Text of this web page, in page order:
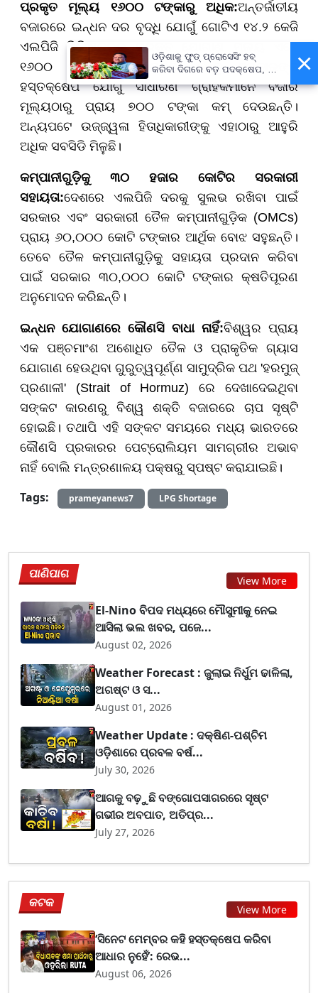
ପ୍ରକୃତ ମୂଲ୍ୟ ୧୬୦୦ ଟଙ୍କାରୁ ଅଧିକ:ଅନ୍ତର୍ଜାତୀୟ
ବଜାରରେ ଇନ୍ଧନ ଦର ବୃଦ୍ଧି ଯୋଗୁଁ ଗୋଟିଏ ୧୪.୨ କେଜି
ଏଲପିଜି ସିଲିଣ୍ଡରର ପ୍ରକୃତ ଯୋଗାଣ ମୂଲ୍ୟ ଏବେ
୧୬୦୦ ଟଙ୍କା ପାର୍ କରିଛି। କିନ୍ତୁ ସରକାରଙ୍କ
ହସ୍ତକ୍ଷେପ ଯୋଗୁଁ ସାଧାରଣ ଗ୍ରାହକମାନେ ବଜାର
ମୂଲ୍ୟଠାରୁ ପ୍ରାୟ ୭୦୦ ଟଙ୍କା କମ୍ ଦେଉଛନ୍ତି।
ଅନ୍ୟପଟେ ଉଜ୍ଜ୍ୱଳା ହିତାଧିକାରୀଙ୍କୁ ଏହାଠାରୁ ଆହୁରି
ଅଧିକ ସବସିଡି ମିଳୁଛି।
କମ୍ପାନୀଗୁଡ଼ିକୁ ୩୦ ହଜାର କୋଟିର ସରକାରୀ
ସହାୟତା:ଦେଶରେ ଏଲପିଜି ଦରକୁ ସୁଲଭ ରଖିବା ପାଇଁ
ସରକାର ଏବଂ ସରକାରୀ ତୈଳ କମ୍ପାନୀଗୁଡ଼ିକ (OMCs)
ପ୍ରାୟ ୬୦,୦୦୦ କୋଟି ଟଙ୍କାର ଆର୍ଥିକ ବୋଝ ସହୁଛନ୍ତି।
ତେବେ ତୈଳ କମ୍ପାନୀଗୁଡ଼ିକୁ ସହାୟତା ପ୍ରଦାନ କରିବା
ପାଇଁ ସରକାର ୩୦,୦୦୦ କୋଟି ଟଙ୍କାର କ୍ଷତିପୂରଣ
ଅନୁମୋଦନ କରିଛନ୍ତି।
ଇନ୍ଧନ ଯୋଗାଣରେ କୌଣସି ବାଧା ନାହିଁ:ବିଶ୍ୱର ପ୍ରାୟ
ଏକ ପଞ୍ଚମାଂଶ ଅଶୋଧିତ ତୈଳ ଓ ପ୍ରାକୃତିକ ଗ୍ୟାସ
ଯୋଗାଣ ହେଉଥିବା ଗୁରୁତ୍ୱପୂର୍ଣ୍ଣ ସାମୁଦ୍ରିକ ପଥ 'ହରମୁଜ୍
ପ୍ରଣାଳୀ' (Strait of Hormuz) ରେ ଦେଖାଦେଇଥିବା
ସଙ୍କଟ କାରଣରୁ ବିଶ୍ୱ ଶକ୍ତି ବଜାରରେ ଚାପ ସୃଷ୍ଟି
ହୋଇଛି। ତଥାପି ଏହି ସଙ୍କଟ ସମୟରେ ମଧ୍ୟ ଭାରତରେ
କୌଣସି ପ୍ରକାରର ପେଟ୍ରୋଲିୟମ ସାମଗ୍ରୀର ଅଭାବ
ନାହିଁ ବୋଲି ମନ୍ତ୍ରଣାଳୟ ପକ୍ଷରୁ ସ୍ପଷ୍ଟ କରାଯାଇଛି।
Tags: prameyanews7 LPG Shortage
ପାଣିପାଗ View More
El-Nino ବିପଦ ମଧ୍ୟରେ ମୌସୁମୀକୁ ନେଇ
ଆସିଲା ଭଲ ଖବର, ପଜେ...
August 02, 2026
Weather Forecast : ଜୁଲାଇ ନିର୍ଧୁମ ଢାଳିଲା,
ଅଗଷ୍ଟ ଓ ସ...
August 01, 2026
Weather Update : ଦକ୍ଷିଣ-ପଶ୍ଚିମ
ଓଡ଼ିଶାରେ ପ୍ରବଳ ବର୍ଷ...
July 30, 2026
ଆଗକୁ ବଢ଼ୁଛି ବଙ୍ଗୋପସାଗରରେ ସୃଷ୍ଟ
ଗଭୀର ଅବପାତ, ଅତିପ୍ର...
July 27, 2026
କଟକ View More
‘ସିନେଟ ମେମ୍ବର କହି ହସ୍ତକ୍ଷେପ କରିବା
ଆଧାର ନୁହେଁ’: ରେଭ...
August 06, 2026
×
ଓଡ଼ିଶାକୁ ଫୁଡ୍ ପ୍ରୋସେସିଂ ହବ୍
କରିବା ଦିଗରେ ବଡ଼ ପଦକ୍ଷେପ, ୪୨